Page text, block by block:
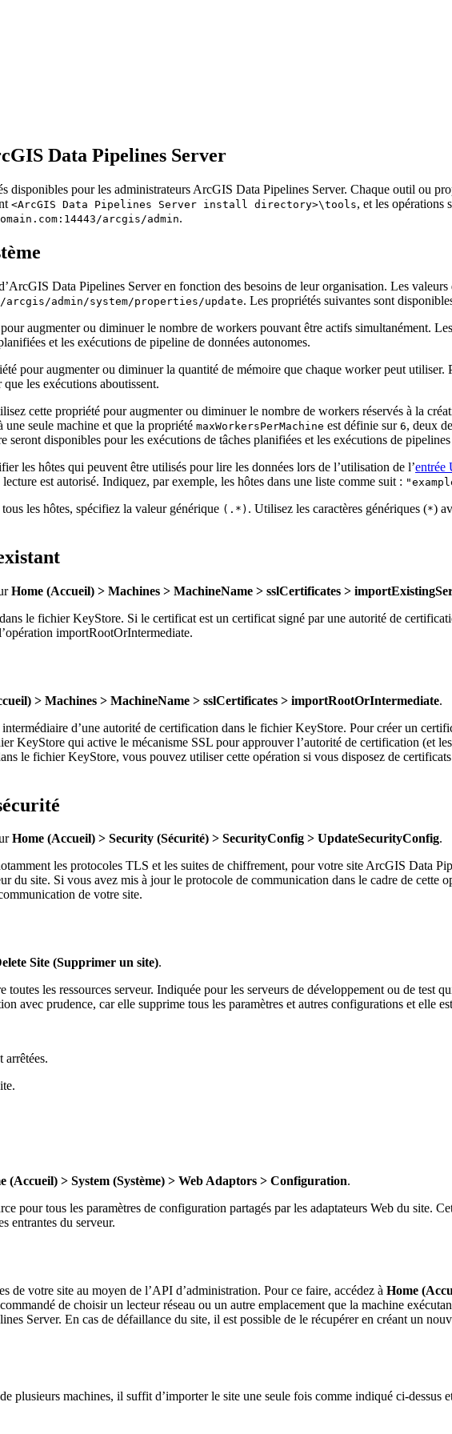
Data Pipelines Server
disponibles pour les administrateurs ArcGIS Data Pipelines Server. Chaque outil ou
<ArcGIS Data Pipelines Server install directory>\tools, et les opérations
arcgis/admin.
Data Pipelines Server en fonction des besoins de leur organisation. Les
arcgis/admin/system/properties/update. Les propriétés suivantes sont
augmenter ou diminuer le nombre de workers pouvant être actifs simultanément.
et les exécutions de pipeline de données autonomes.
pour augmenter ou diminuer la quantité de mémoire que chaque worker peut utiliser.
les exécutions aboutissent.
cette propriété pour augmenter ou diminuer le nombre de workers réservés à la
seule machine et que la propriété maxWorkersPerMachine est définie sur 6, deux
seront disponibles pour les exécutions de tâches planifiées et les exécutions de
les hôtes qui peuvent être utilisés pour lire les données lors de l’utilisation de l’entrée
est autorisé. Indiquez, par exemple, les hôtes dans une liste comme suit :
les hôtes, spécifiez la valeur générique (.*) . Utilisez les caractères génériques (*)
Home (Accueil) > Machines > MachineName > sslCertificates >
le fichier KeyStore. Si le certificat est un certificat signé par une autorité de
importRootOrIntermediate.
> Machines > MachineName > sslCertificates > importRootOrIntermediate.
d’une autorité de certification dans le fichier KeyStore. Pour créer un
KeyStore qui active le mécanisme SSL pour approuver l’autorité de certification (et
le fichier KeyStore, vous pouvez utiliser cette opération si vous disposez de
Home (Accueil) > Security (Sécurité) > SecurityConfig > UpdateSecurityConfig.
les protocoles TLS et les suites de chiffrement, pour votre site ArcGIS Data
du site. Si vous avez mis à jour le protocole de communication dans le cadre de cette
de votre site.
Site (Supprimer un site).
les ressources serveur. Indiquée pour les serveurs de développement ou de test
avec prudence, car elle supprime tous les paramètres et autres configurations et elle
arrêtées.
(Accueil) > System (Système) > Web Adaptors > Configuration.
pour tous les paramètres de configuration partagés par les adaptateurs Web du site.
entrantes du serveur.
de votre site au moyen de l’API d’administration. Pour ce faire, accédez à Home
de choisir un lecteur réseau ou un autre emplacement que la machine
Server. En cas de défaillance du site, il est possible de le récupérer en créant un
plusieurs machines, il suffit d’importer le site une seule fois comme indiqué ci-dessus